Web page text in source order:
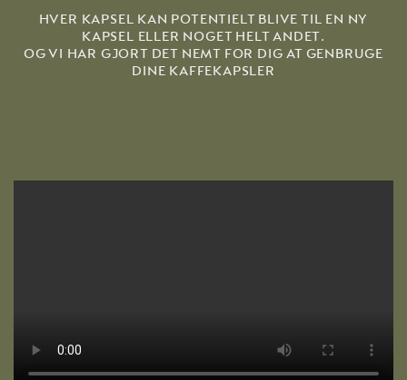
HVER KAPSEL KAN POTENTIELT BLIVE TIL EN NY
KAPSEL ELLER NOGET HELT ANDET.
OG VI HAR GJORT DET NEMT FOR DIG AT GENBRUGE
DINE KAFFEKAPSLER